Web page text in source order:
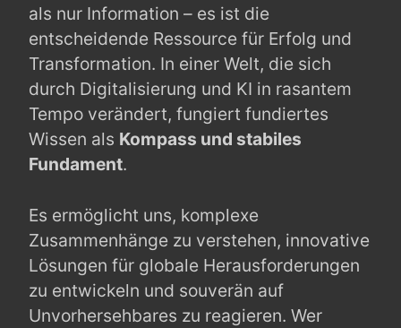
als nur Information – es ist die
entscheidende Ressource für Erfolg und
Transformation. In einer Welt, die sich
durch Digitalisierung und KI in rasantem
Tempo verändert, fungiert fundiertes
Wissen als Kompass und stabiles
Fundament.
Es ermöglicht uns, komplexe
Zusammenhänge zu verstehen, innovative
Lösungen für globale Herausforderungen
zu entwickeln und souverän auf
Unvorhersehbares zu reagieren. Wer